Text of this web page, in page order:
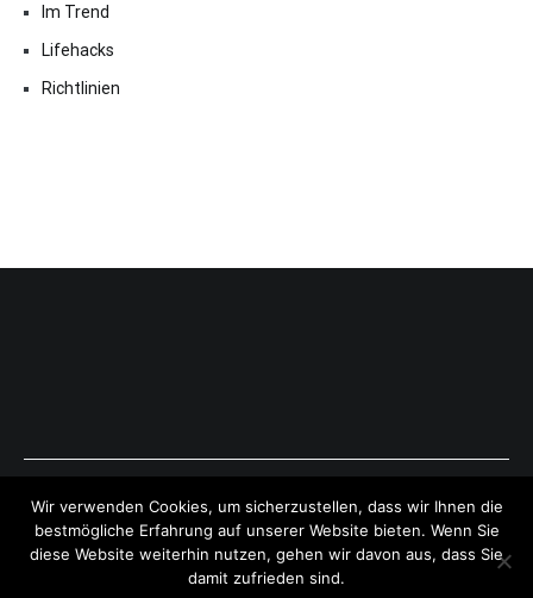
Im Trend
Lifehacks
Richtlinien
Copyright © 2026ExpressAntworten.com . All rights reserved.
Theme:Cenote by ThemeGrill. Powered byWordPress .
Wir verwenden Cookies, um sicherzustellen, dass wir Ihnen die
bestmögliche Erfahrung auf unserer Website bieten. Wenn Sie
diese Website weiterhin nutzen, gehen wir davon aus, dass Sie
damit zufrieden sind.